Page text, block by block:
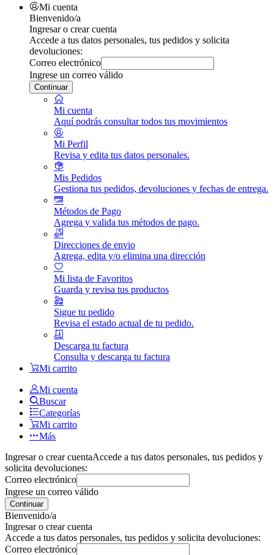
Mi cuenta
Bienvenido/a
Ingresar o crear cuenta
Accede a tus datos personales, tus pedidos y solicita
devoluciones:
Correo electrónico
Ingrese un correo válido
Continuar
Mi cuenta
Aquí podrás consultar todos tus movimientos
Mi Perfil
Revisa y edita tus datos personales.
Mis Pedidos
Gestiona tus pedidos, devoluciones y fechas de entrega.
Métodos de Pago
Agrega y valida tus métodos de pago.
Direcciones de envio
Agrega, edita y/o elimina una dirección
Mi lista de Favoritos
Guarda y revisa tus productos
Sigue tu pedido
Revisa el estado actual de tu pedido.
Descarga tu factura
Consulta y descarga tu factura
Mi carrito
Mi cuenta
Buscar
Categorías
Mi carrito
Más
Ingresar o crear cuentaAccede a tus datos personales, tus pedidos y
solicita devoluciones:
Correo electrónico
Ingrese un correo válido
Continuar
Bienvenido/a
Ingresar o crear cuenta
Accede a tus datos personales, tus pedidos y solicita devoluciones:
Correo electrónico